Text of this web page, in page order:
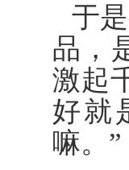
于
品，
激起
好就
嘛。”